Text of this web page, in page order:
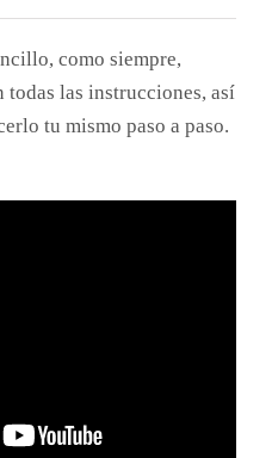
como siempre,
todas las instrucciones, así
tu mismo paso a paso.